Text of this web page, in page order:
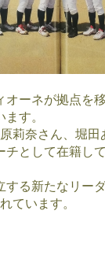
オーネが拠点を
す。
莉奈さん、堀
チとして在籍し
する新たなリー
ています。